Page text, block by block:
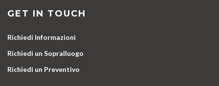
GET IN TOUCH
Richiedi Informazioni
Richiedi un Sopralluogo
Richiedi un Preventivo